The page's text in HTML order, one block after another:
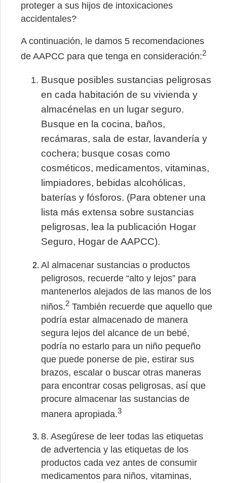
proteger a sus hijos de intoxicaciones
accidentales?
A continuación, le damos 5 recomendaciones
de AAPCC para que tenga en consideración:2
Busque posibles sustancias peligrosas
en cada habitación de su vivienda y
almacénelas en un lugar seguro.
Busque en la cocina, baños,
recámaras, sala de estar, lavandería y
cochera; busque cosas como
cosméticos, medicamentos, vitaminas,
limpiadores, bebidas alcohólicas,
baterías y fósforos. (Para obtener una
lista más extensa sobre sustancias
peligrosas, lea la publicación Hogar
Seguro, Hogar de AAPCC).
Al almacenar sustancias o productos
peligrosos, recuerde “alto y lejos” para
mantenerlos alejados de las manos de los
niños.2 También recuerde que aquello que
podría estar almacenado de manera
segura lejos del alcance de un bebé,
podría no estarlo para un niño pequeño
que puede ponerse de pie, estirar sus
brazos, escalar o buscar otras maneras
para encontrar cosas peligrosas, así que
procure almacenar las sustancias de
manera apropiada.3
8. Asegúrese de leer todas las etiquetas
de advertencia y las etiquetas de los
productos cada vez antes de consumir
medicamentos para niños, vitaminas,